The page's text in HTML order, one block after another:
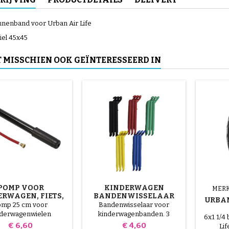
voor Urban Air Life
45x45
MISSCHIEN OOK GEÏNTERESSEERD IN
VOOR
FIETS,
SCOOTER
25 cm voor
Prijs
€ 6,60
KINDERWAGEN
BANDENWISSELAAR
WILLEKEURIGE KLEUR 1
PAK VAN 3 STUKS
Bandenwisselaar voor
kinderwagenbanden. 3
kunststof onderdelen van
Prijs
€ 4,60
6x1 1/4